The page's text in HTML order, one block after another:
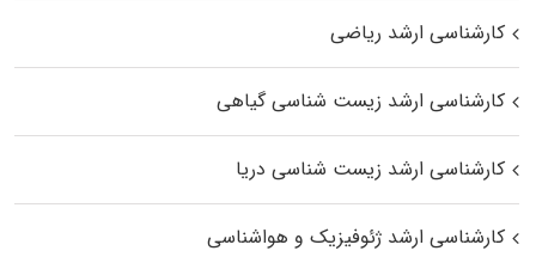
کارشناسی ارشد ریاضی
کارشناسی ارشد زیست‌ شناسی گیاهی
کارشناسی ارشد زیست‌ شناسی دریا
کارشناسی ارشد ژئوفیزیک و هواشناسی